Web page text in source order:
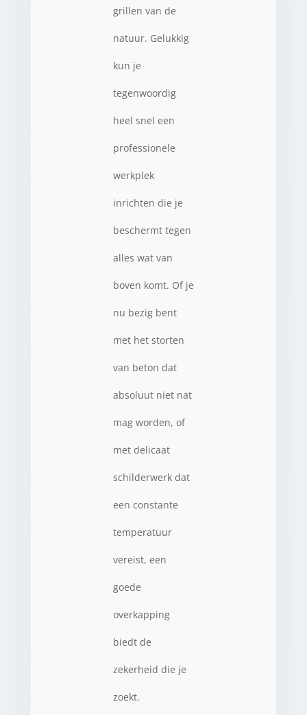
grillen van de
natuur. Gelukkig
kun je
tegenwoordig
heel snel een
professionele
werkplek
inrichten die je
beschermt tegen
alles wat van
boven komt. Of je
nu bezig bent
met het storten
van beton dat
absoluut niet nat
mag worden, of
met delicaat
schilderwerk dat
een constante
temperatuur
vereist, een
goede
overkapping
biedt de
zekerheid die je
zoekt.